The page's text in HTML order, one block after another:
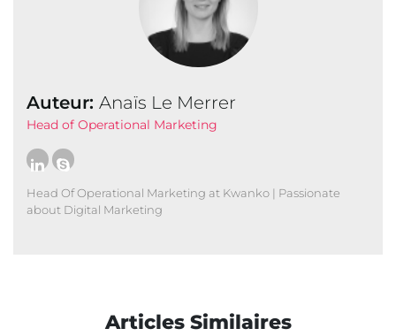
Auteur: Anaïs Le Merrer
Head of Operational Marketing
Head Of Operational Marketing at Kwanko | Passionate
about Digital Marketing
Articles Similaires